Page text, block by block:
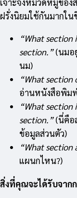
เจาะจงหมวดหมู่ของ
ฝรั่งนิยมใช้กันมากใน
“What section
section.”(นมอ
นม)
“What section
อ่านหนังสือพิม
“What section
section.”(นี่คือ
ข้อมูลส่วนตัว)
“What section
แผนกไหน?)
สิ่งที่คุณจะได้รับจาก